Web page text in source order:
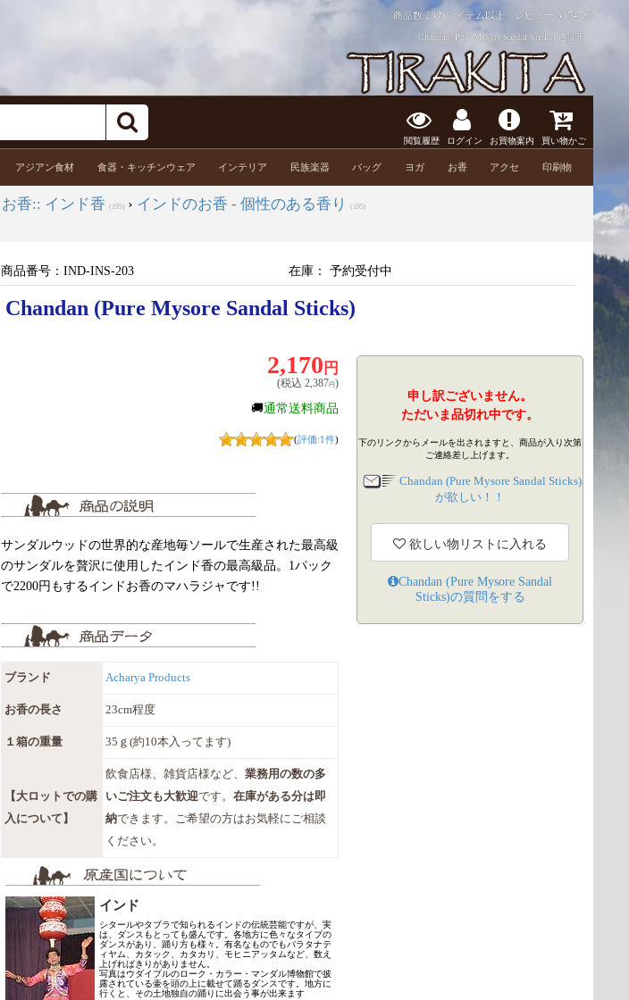
商品数:28万アイテム以上 レビュー:83747件
Chandan (Pure Mysore Sandal Sticks) 通販店
閲覧履歴 ログイン お買物案内 買い物かご
アジアン食材 食器・キッチンウェア インテリア 民族楽器 バッグ ヨガ お香 アクセ 印刷物
お香:: インド香 (195) › インドのお香 - 個性のある香り (195)
商品番号：IND-INS-203 在庫： 予約受付中
Chandan (Pure Mysore Sandal Sticks)
2,170 円
(税込2,387円)
🚚通常送料商品
(評価:1件)
サンダルウッドの世界的な産地毎ソールで生産された最高級
のサンダルを贅沢に使用したインド香の最高級品。1パック
で2200円もするインドお香のマハラジャです!!
ブランド Acharya Products
お香の長さ 23cm程度
１箱の重量 35ｇ(約10本入ってます)
【大ロットでの購
入について】
飲食店様、雑貨店様など、業務用の数の多
いご注文も大歓迎です。在庫がある分は即
納できます。ご希望の方はお気軽にご相談
ください。
インド
シタールやタブラで知られるインドの伝統芸能ですが、実
は、ダンスもとっても盛んです。各地方に色々なタイプの
ダンスがあり、踊り方も様々。有名なものでもバラタナテ
ィヤム、カタック、カタカリ、モヒニアッタムなど、数え
上げればきりがありません。
写真はウダイプルのローク・カラー・マンダル博物館で披
露されている壷を頭の上に載せて踊るダンスです。地方に
行くと、その土地独自の踊りに出会う事が出来ます
申し訳ございません。
ただいま品切れ中です。
下のリンクからメールを出されますと、商品が入り次第
ご連絡差し上げます。
Chandan (Pure Mysore Sandal Sticks)
が欲しい！！
欲しい物リストに入れる
Chandan (Pure Mysore Sandal
Sticks)の質問をする